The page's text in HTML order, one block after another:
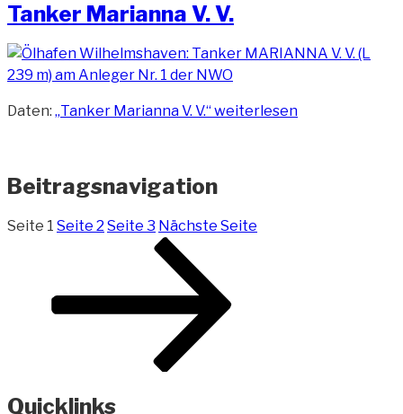
Tanker Marianna V. V.
Daten: „Tanker Marianna V. V.“weiterlesen
Beitragsnavigation
Seite 1 Seite 2 Seite 3 Nächste Seite
Quicklinks